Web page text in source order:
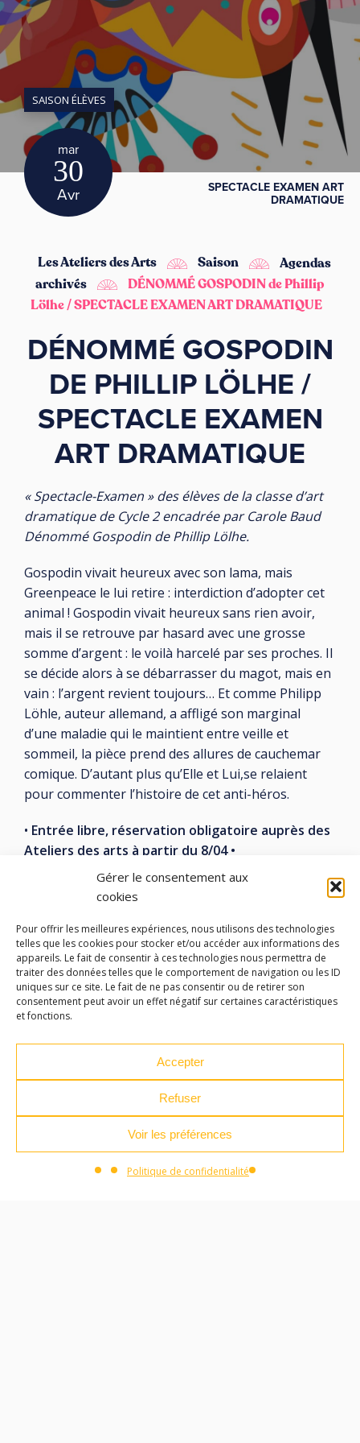
Gérer le consentement aux
cookies
Pour offrir les meilleures expériences, nous utilisons des technologies
telles que les cookies pour stocker et/ou accéder aux informations des
appareils. Le fait de consentir à ces technologies nous permettra de
traiter des données telles que le comportement de navigation ou les ID
uniques sur ce site. Le fait de ne pas consentir ou de retirer son
consentement peut avoir un effet négatif sur certaines caractéristiques
et fonctions.
Accepter
Refuser
Voir les préférences
Politique de confidentialité
mar
30
Avr
SAISON ÉLÈVES
SPECTACLE EXAMEN ART
DRAMATIQUE
Les Ateliers des Arts Saison
Agendas
archivés
DÉNOMMÉ GOSPODIN de Phillip
Lölhe / SPECTACLE EXAMEN ART DRAMATIQUE
DÉNOMMÉ GOSPODIN
DE PHILLIP LÖLHE /
SPECTACLE EXAMEN
ART DRAMATIQUE
« Spectacle-Examen » des élèves de la classe d’art
dramatique de Cycle 2 encadrée par Carole Baud
Dénommé Gospodin de Phillip Lölhe.
Gospodin vivait heureux avec son lama, mais
Greenpeace le lui retire : interdiction d’adopter cet
animal ! Gospodin vivait heureux sans rien avoir,
mais il se retrouve par hasard avec une grosse
somme d’argent : le voilà harcelé par ses proches. Il
se décide alors à se débarrasser du magot, mais en
vain : l’argent revient toujours… Et comme Philipp
Löhle, auteur allemand, a affligé son marginal
d’une maladie qui le maintient entre veille et
sommeil, la pièce prend des allures de cauchemar
comique. D’autant plus qu’Elle et Lui,se relaient
pour commenter l’histoire de cet anti-héros.
• Entrée libre, réservation obligatoire auprès des
Ateliers des arts à partir du 8/04 •
LES ATELIERS DES ARTS
32 Rue 86E Régiment d'Infanterie
04 71 04 37 35
ateliersdesarts@lepuyenvelay.fr
FacebookInstagram
YoutubeSoundcloud